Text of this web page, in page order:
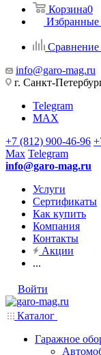
Корзина0
Избранные
Сравнение
info@garo-mag.ru
г. Санкт-
Telegram
MAX
+7 (812) 900-46-96
Max Telegram
info@garo-mag.ru
Услуги
Сертификаты
Как купить
Компания
Контакты
Акции
...
Войти
Каталог
Гаражное